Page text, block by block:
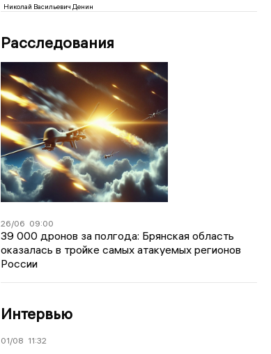
Николай Васильевич Денин
Расследования
26/06 09:00
39 000 дронов за полгода: Брянская область
оказалась в тройке самых атакуемых регионов
России
Интервью
01/08 11:32